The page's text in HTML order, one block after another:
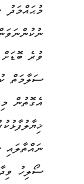
ވުރެ
ސަލާމަތް
އެގޮތުން
ނައްތާލައި
ސޯލިހު